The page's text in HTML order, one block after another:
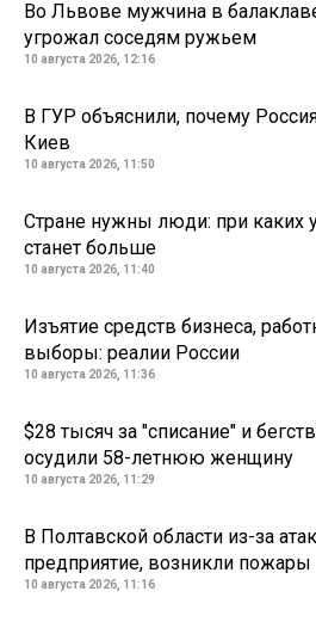
Во Львове мужчина в
угрожал соседям ружьем
10 августа 2026, 12:16
В ГУР объяснили, почему
Киев
10 августа 2026, 11:50
Стране нужны люди: при каких
станет больше
10 августа 2026, 11:40
Изъятие средств бизнеса,
выборы: реалии России
10 августа 2026, 11:36
$28 тысяч за "списание" и
осудили 58-летнюю женщину
10 августа 2026, 11:29
В Полтавской области из-за
предприятие, возникли пожары
10 августа 2026, 11:16